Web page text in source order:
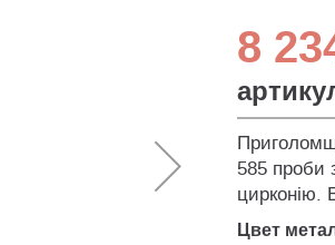
8
585 проби
цирконію.
Цвет